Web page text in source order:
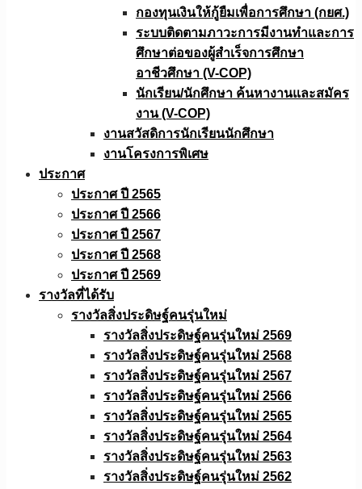
กองทุนเงินให้กู้ยืมเพื่อการศึกษา (กยศ.)
ระบบติดตามภาวะการมีงานทำและการ
ศึกษาต่อของผู้สำเร็จการศึกษา
อาชีวศึกษา (V-COP)
นักเรียน/นักศึกษา ค้นหางานและสมัคร
งาน (V-COP)
งานสวัสดิการนักเรียนนักศึกษา
งานโครงการพิเศษ
ประกาศ
ประกาศ ปี 2565
ประกาศ ปี 2566
ประกาศ ปี 2567
ประกาศ ปี 2568
ประกาศ ปี 2569
รางวัลที่ได้รับ
รางวัลสิ่งประดิษฐ์คนรุ่นใหม่
รางวัลสิ่งประดิษฐ์คนรุ่นใหม่ 2569
รางวัลสิ่งประดิษฐ์คนรุ่นใหม่ 2568
รางวัลสิ่งประดิษฐ์คนรุ่นใหม่ 2567
รางวัลสิ่งประดิษฐ์คนรุ่นใหม่ 2566
รางวัลสิ่งประดิษฐ์คนรุ่นใหม่ 2565
รางวัลสิ่งประดิษฐ์คนรุ่นใหม่ 2564
รางวัลสิ่งประดิษฐ์คนรุ่นใหม่ 2563
รางวัลสิ่งประดิษฐ์คนรุ่นใหม่ 2562